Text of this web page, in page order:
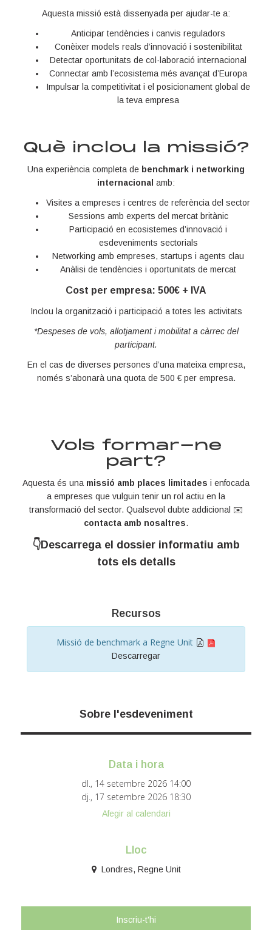
Aquesta missió està dissenyada per ajudar-te a:
Anticipar tendències i canvis reguladors
Conèixer models reals d’innovació i sostenibilitat
Detectar oportunitats de col·laboració internacional
Connectar amb l’ecosistema més avançat d’Europa
Impulsar la competitivitat i el posicionament global de
la teva empresa
Què inclou la missió?
Una experiència completa de benchmark i networking
internacional amb:
Visites a empreses i centres de referència del sector
Sessions amb experts del mercat britànic
Participació en ecosistemes d’innovació i
esdeveniments sectorials
Networking amb empreses, startups i agents clau
Anàlisi de tendències i oportunitats de mercat
Cost per empresa: 500€ + IVA
Inclou la organització i participació a totes les activitats
*Despeses de vols, allotjament i mobilitat a càrrec del
participant.
En el cas de diverses persones d’una mateixa empresa,
només s’abonarà una quota de 500 € per empresa.
Vols formar-ne
part?
Aquesta és una missió amb places limitades i enfocada
a empreses que vulguin tenir un rol actiu en la
transformació del sector. Qualsevol dubte addicional ✉️
contacta amb nosaltres.
👇Descarrega el dossier informatiu amb
tots els detalls
Recursos
Missió de benchmark a Regne Unit
Descarregar
Sobre l'esdeveniment
Data i hora
dl., 14 setembre 2026 14:00
dj., 17 setembre 2026 18:30
Afegir al calendari
Lloc
Londres, Regne Unit
Inscriu-t'hi